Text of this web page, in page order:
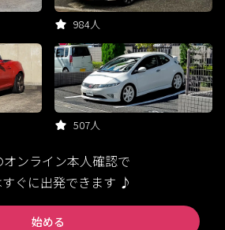
984人
507人
オンライン本人確認で
ぐに出発できます ♪
始める